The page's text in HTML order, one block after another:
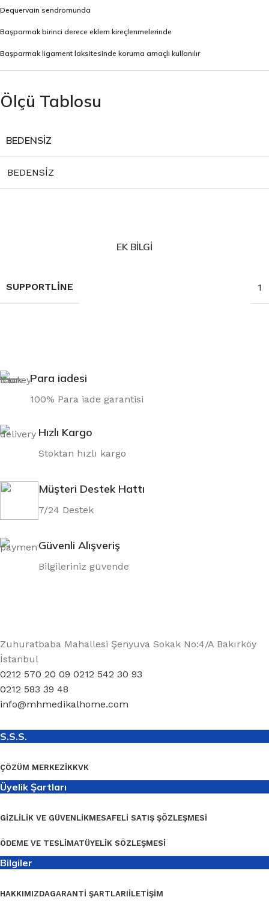
Dequervain sendromunda
Başparmak birinci derece eklem kireçlenmelerinde
Başparmak ligament laksitesinde koruma amaçlı kullanılır
Ölçü Tablosu
BEDENSİZ
BEDENSİZ
EK BILGI
SUPPORTLINE 1
Para iadesi
100% Para iade garantisi
Hızlı Kargo
Stoktan hızlı kargo
Müşteri Destek Hattı
7/24 Destek
Güvenli Alışveriş
Bilgileriniz güvende
Zuhuratbaba Mahallesi Şenyuva Sokak No:4/A Bakırköy
İstanbul
0212 570 20 09 0212 542 30 93
0212 583 39 48
info@mhmedikalhome.com
S.S.S.
ÇÖZÜM MERKEZIKKVK
Üyelik Şartları
GIZLILIK VE GÜVENLIKMESAFELI SATIŞ ŞÖZLEŞMESI
ÖDEME VE TESLIMATÜYELIK SÖZLEŞMESI
Bilgiler
HAKKIMIZDAGARANTI ŞARTLARIİLETIŞIM